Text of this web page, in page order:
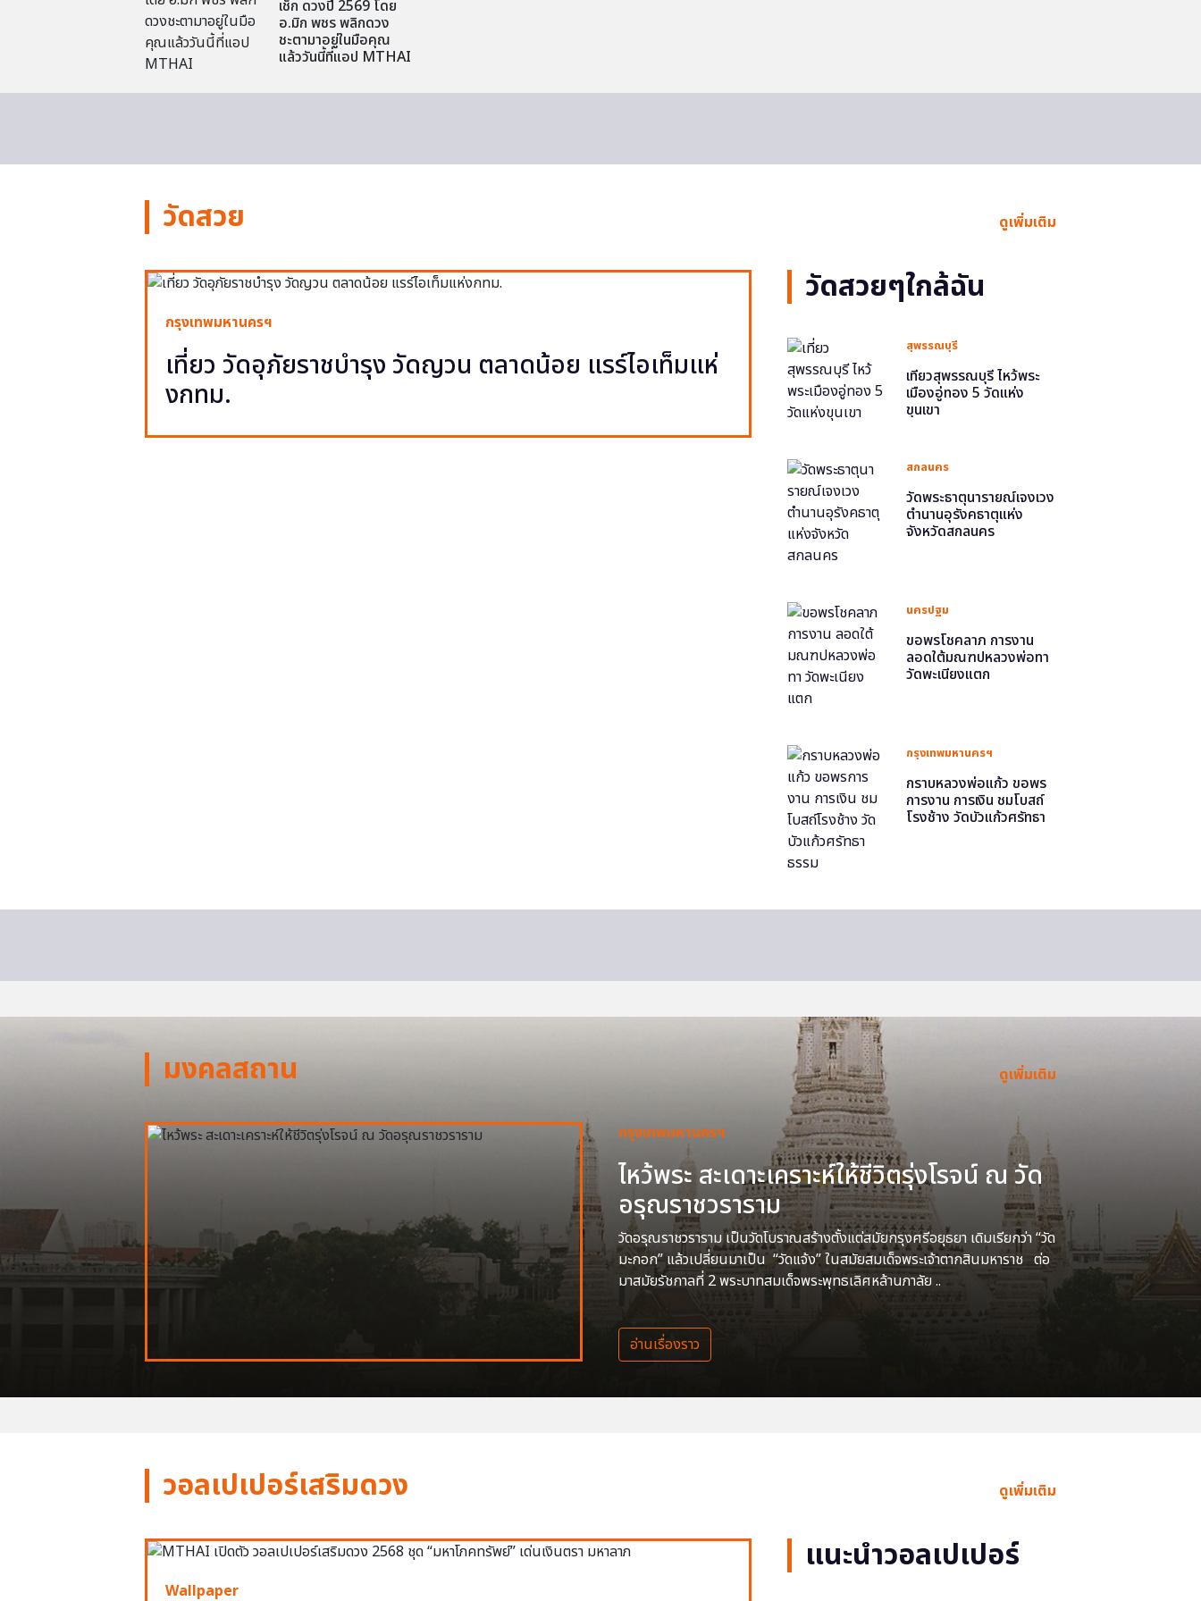
เช็ก ดวงปี 2569 โดย
อ.มิก พชร พลิกดวง
ชะตามาอยู่ในมือคุณ
แล้ววันนี้ที่แอป MTHAI
วัดสวย ดูเพิ่มเติม
กรุงเทพมหานครฯ
เที่ยว วัดอุภัยราชบำรุง วัดญวน ตลาดน้อย แรร์ไอเท็มแห่
งกทม.
วัดสวยๆใกล้ฉัน
สุพรรณบุรี
เที่ยวสุพรรณบุรี ไหว้พระ
เมืองอู่ทอง 5 วัดแห่ง
ขุนเขา
สกลนคร
วัดพระธาตุนารายณ์เจงเวง
ตำนานอุรังคธาตุแห่ง
จังหวัดสกลนคร
นครปฐม
ขอพรโชคลาภ การงาน
ลอดใต้มณฑปหลวงพ่อทา
วัดพะเนียงแตก
กรุงเทพมหานครฯ
กราบหลวงพ่อแก้ว ขอพร
การงาน การเงิน ชมโบสถ์
โรงช้าง วัดบัวแก้วศรัทธา
มงคลสถาน ดูเพิ่มเติม
กรุงเทพมหานครฯ
ไหว้พระ สะเดาะเคราะห์ให้ชีวิตรุ่งโรจน์ ณ วัด
อรุณราชวราราม
วัดอรุณราชวราราม เป็นวัดโบราณสร้างตั้งแต่สมัยกรุงศรีอยุธยา เดิมเรียกว่า “วัด
มะกอก” แล้วเปลี่ยนมาเป็น “วัดแจ้ง” ในสมัยสมเด็จพระเจ้าตากสินมหาราช ต่อ
มาสมัยรัชกาลที่ 2 พระบาทสมเด็จพระพุทธเลิศหล้านภาลัย ..
อ่านเรื่องราว
วอลเปเปอร์เสริมดวง ดูเพิ่มเติม
Wallpaper
แนะนำวอลเปเปอร์